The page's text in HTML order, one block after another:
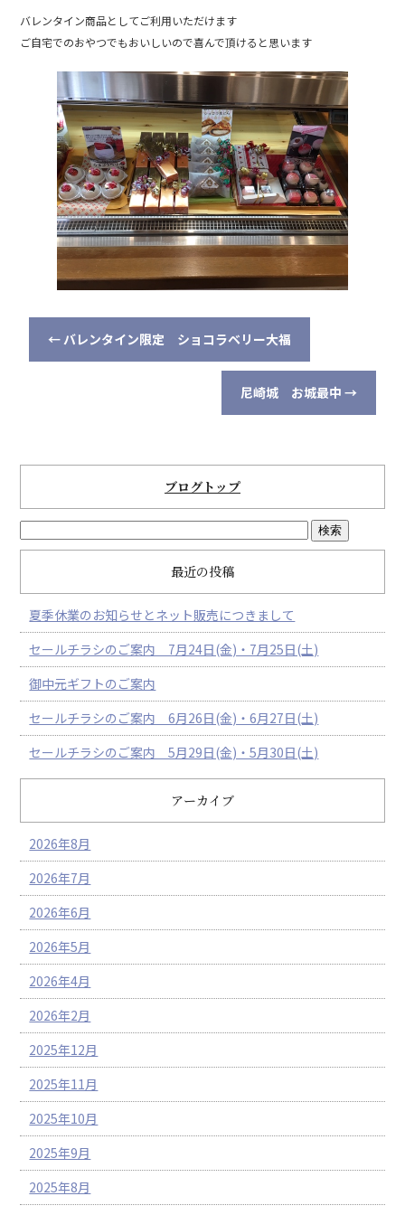
バレンタイン商品としてご利用いただけます
ご自宅でのおやつでもおいしいので喜んで頂けると思います
←バレンタイン限定 ショコラベリー大福
尼崎城 お城最中 →
ブログトップ
最近の投稿
夏季休業のお知らせとネット販売につきまして
セールチラシのご案内 7月24日(金)・7月25日(土)
御中元ギフトのご案内
セールチラシのご案内 6月26日(金)・6月27日(土)
セールチラシのご案内 5月29日(金)・5月30日(土)
アーカイブ
2026年8月
2026年7月
2026年6月
2026年5月
2026年4月
2026年2月
2025年12月
2025年11月
2025年10月
2025年9月
2025年8月